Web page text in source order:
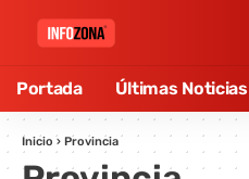
Portada Últimas Noticias
Inicio › Provincia